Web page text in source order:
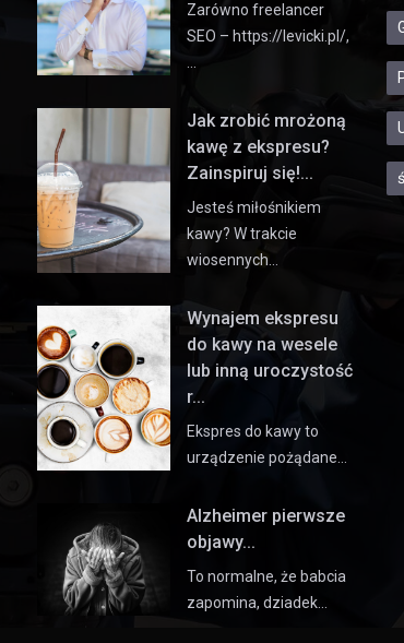
Zarówno freelancer
SEO – https://levicki.pl/,
Jak zrobić mrożoną
kawę z ekspresu?
Zainspiruj się!...
Jesteś miłośnikiem
kawy? W trakcie
wiosennych…
Wynajem ekspresu
do kawy na wesele
lub inną uroczystość
r...
Ekspres do kawy to
urządzenie pożądane…
Alzheimer pierwsze
objawy...
To normalne, że babcia
zapomina, dziadek…